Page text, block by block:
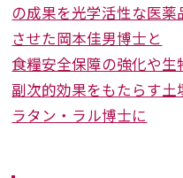
の成果を光学活性な医
させた岡本佳男博士と
食糧安全保障の強化や
副次的効果をもたらす
ラタン・ラル博士に